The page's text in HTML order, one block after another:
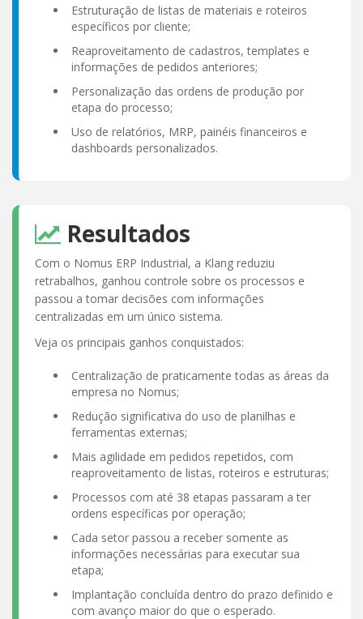
Estruturação de listas de materiais e roteiros
específicos por cliente;
Reaproveitamento de cadastros, templates e
informações de pedidos anteriores;
Personalização das ordens de produção por
etapa do processo;
Uso de relatórios, MRP, painéis financeiros e
dashboards personalizados.
Resultados
Com o Nomus ERP Industrial, a Klang reduziu
retrabalhos, ganhou controle sobre os processos e
passou a tomar decisões com informações
centralizadas em um único sistema.
Veja os principais ganhos conquistados:
Centralização de praticamente todas as áreas da
empresa no Nomus;
Redução significativa do uso de planilhas e
ferramentas externas;
Mais agilidade em pedidos repetidos, com
reaproveitamento de listas, roteiros e estruturas;
Processos com até 38 etapas passaram a ter
ordens específicas por operação;
Cada setor passou a receber somente as
informações necessárias para executar sua
etapa;
Implantação concluída dentro do prazo definido e
com avanço maior do que o esperado.